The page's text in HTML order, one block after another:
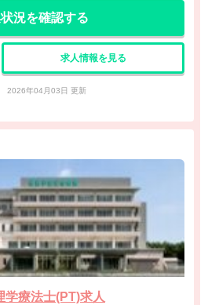
況を確認する
求人情報を見る
2026年04月03日 更新
学療法士(PT)求人